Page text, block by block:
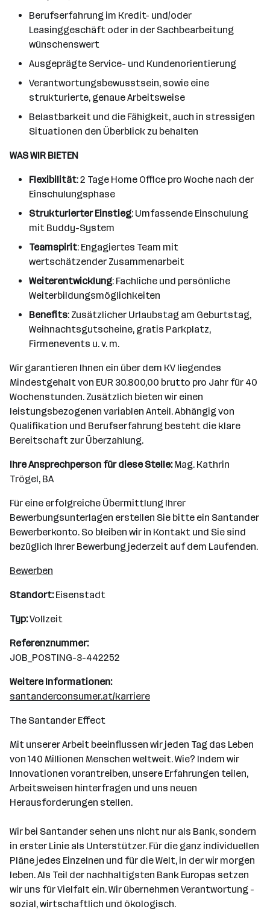
Berufserfahrung im Kredit- und/oder
Leasinggeschäft oder in der Sachbearbeitung
wünschenswert
Ausgeprägte Service- und Kundenorientierung
Verantwortungsbewusstsein, sowie eine
strukturierte, genaue Arbeitsweise
Belastbarkeit und die Fähigkeit, auch in stressigen
Situationen den Überblick zu behalten
WAS WIR BIETEN
Flexibilität: 2 Tage Home Office pro Woche nach der
Einschulungsphase
Strukturierter Einstieg: Umfassende Einschulung
mit Buddy-System
Teamspirit: Engagiertes Team mit
wertschätzender Zusammenarbeit
Weiterentwicklung: Fachliche und persönliche
Weiterbildungsmöglichkeiten
Benefits: Zusätzlicher Urlaubstag am Geburtstag,
Weihnachtsgutscheine, gratis Parkplatz,
Firmenevents u. v. m.
Wir garantieren Ihnen ein über dem KV liegendes
Mindestgehalt von EUR 30.800,00 brutto pro Jahr für 40
Wochenstunden. Zusätzlich bieten wir einen
leistungsbezogenen variablen Anteil. Abhängig von
Qualifikation und Berufserfahrung besteht die klare
Bereitschaft zur Überzahlung.
Ihre Ansprechperson für diese Stelle:Mag. Kathrin
Trögel, BA
Für eine erfolgreiche Übermittlung Ihrer
Bewerbungsunterlagen erstellen Sie bitte ein Santander
Bewerberkonto. So bleiben wir in Kontakt und Sie sind
bezüglich Ihrer Bewerbung jederzeit auf dem Laufenden.
Bewerben
Standort:Eisenstadt
Typ:Vollzeit
Referenznummer:
JOB_POSTING-3-442252
Weitere Informationen:
santanderconsumer.at/karriere
The Santander Effect
Mit unserer Arbeit beeinflussen wir jeden Tag das Leben
von 140 Millionen Menschen weltweit. Wie? Indem wir
Innovationen vorantreiben, unsere Erfahrungen teilen,
Arbeitsweisen hinterfragen und uns neuen
Herausforderungen stellen.
Wir bei Santander sehen uns nicht nur als Bank, sondern
in erster Linie als Unterstützer. Für die ganz individuellen
Pläne jedes Einzelnen und für die Welt, in der wir morgen
leben. Als Teil der nachhaltigsten Bank Europas setzen
wir uns für Vielfalt ein. Wir übernehmen Verantwortung -
sozial, wirtschaftlich und ökologisch.